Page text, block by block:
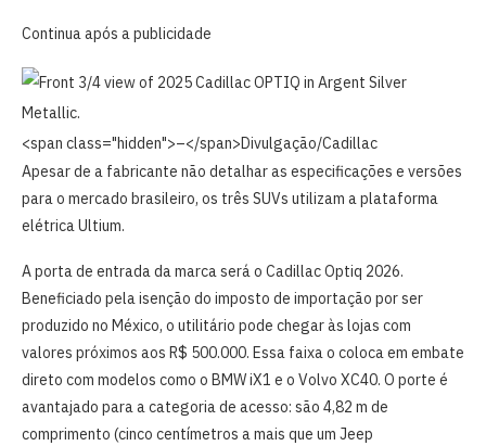
Continua após a publicidade
<span class="hidden">–</span>Divulgação/Cadillac
Apesar de a fabricante não detalhar as especificações e versões
para o mercado brasileiro, os três SUVs utilizam a plataforma
elétrica Ultium.
A porta de entrada da marca será o Cadillac Optiq 2026.
Beneficiado pela isenção do imposto de importação por ser
produzido no México, o utilitário pode chegar às lojas com
valores próximos aos R$ 500.000. Essa faixa o coloca em embate
direto com modelos como o BMW iX1 e o Volvo XC40. O porte é
avantajado para a categoria de acesso: são 4,82 m de
comprimento (cinco centímetros a mais que um Jeep